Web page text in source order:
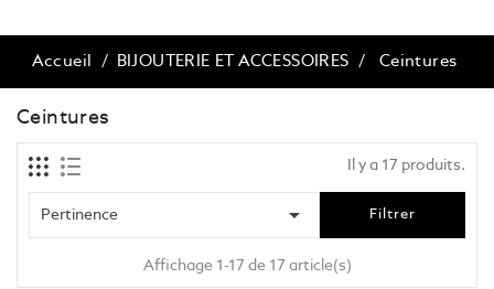
Accueil BIJOUTERIE ET ACCESSOIRES Ceintures
Ceintures
Il y a 17 produits.
Pertinence  Filtrer
Affichage 1-17 de 17 article(s)